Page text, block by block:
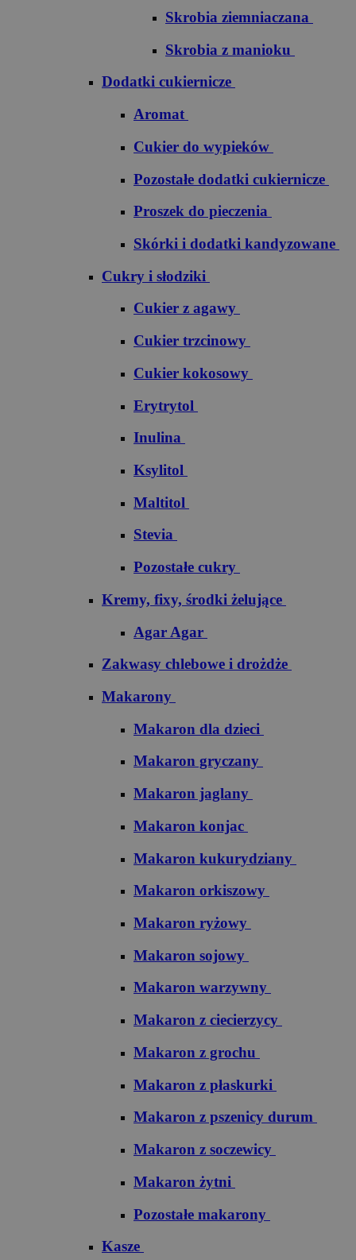
Skrobia ziemniaczana
Skrobia z manioku
Dodatki cukiernicze
Aromat
Cukier do wypieków
Pozostałe dodatki cukiernicze
Proszek do pieczenia
Skórki i dodatki kandyzowane
Cukry i słodziki
Cukier z agawy
Cukier trzcinowy
Cukier kokosowy
Erytrytol
Inulina
Ksylitol
Maltitol
Stevia
Pozostałe cukry
Kremy, fixy, środki żelujące
Agar Agar
Zakwasy chlebowe i drożdże
Makarony
Makaron dla dzieci
Makaron gryczany
Makaron jaglany
Makaron konjac
Makaron kukurydziany
Makaron orkiszowy
Makaron ryżowy
Makaron sojowy
Makaron warzywny
Makaron z ciecierzycy
Makaron z grochu
Makaron z płaskurki
Makaron z pszenicy durum
Makaron z soczewicy
Makaron żytni
Pozostałe makarony
Kasze